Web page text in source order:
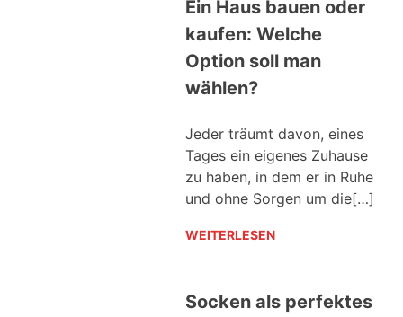
Ein Haus bauen oder
kaufen: Welche
Option soll man
wählen?
Jeder träumt davon, eines
Tages ein eigenes Zuhause
zu haben, in dem er in Ruhe
und ohne Sorgen um die[…]
WEITERLESEN
Socken als perfektes